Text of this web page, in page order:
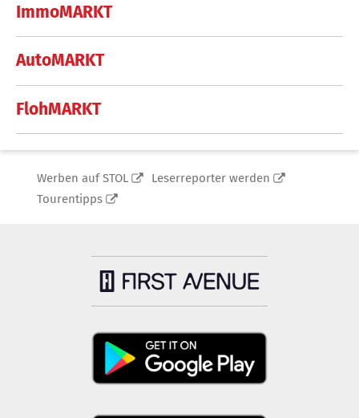
ImmoMARKT
AutoMARKT
FlohMARKT
Werben auf STOL
Leserreporter werden
Tourentipps